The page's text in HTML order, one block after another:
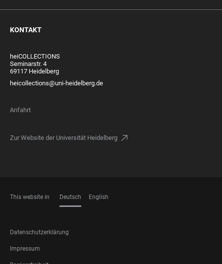
KONTAKT
heiCOLLECTIONS
Seminarstr. 4
69117 Heidelberg
heicollections@uni-heidelberg.de
Anfahrt
Zur Website der Universität Heidelberg
This website in Deutsch English
FOOTER
LEGAL
Datenschutzerklärung
Impressum